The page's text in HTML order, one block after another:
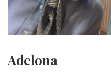
Adelona